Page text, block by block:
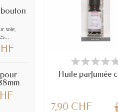
bouton
soie,
EN STOCK
Huile parfumée
7,90 CHF